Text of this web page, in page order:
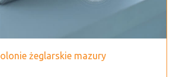
żeglarskie mazury